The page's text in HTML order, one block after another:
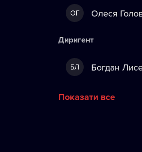
ОГ Олеся
Диригент
БЛ Богдан
Показати все